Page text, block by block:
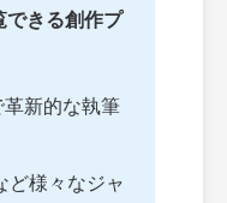
できる創作プ
革新的な執筆
ど様々なジャ